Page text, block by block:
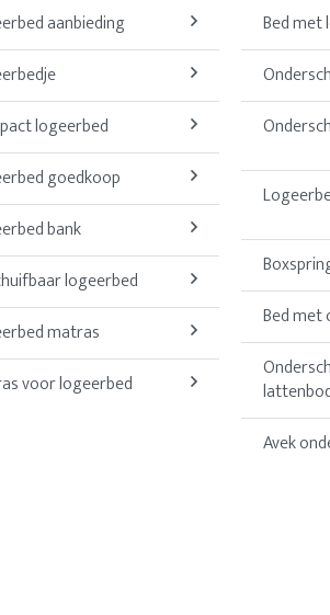
aanbieding
logeerbed
goedkoop
bank
logeerbed
matras
voor logeerbed
Bed met
Bed met
Avek